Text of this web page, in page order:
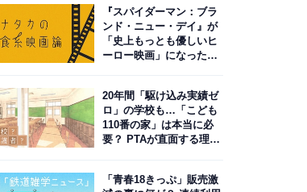
『スパイダーマン：ブラ
ンド・ニュー・デイ』が
「史上もっとも優しいヒ
ーロー映画」になった理
20年間「駆け込み実績ゼ
ロ」の学校も…「こども
110番の家」は本当に必
要？ PTAが直面する理想
「青春18きっぷ」販売激